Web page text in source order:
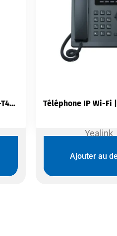
Téléphone IP Yealink SIP-T46U | 16 Comptes SIP Écran 4,3″ Double USB Gigabit
Yealink
Ajouter au